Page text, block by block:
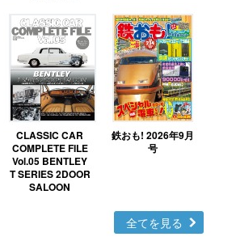
CLASSIC CAR
COMPLETE FILE
Vol.05 BENTLEY
T SERIES 2DOOR
SALOON
鉄おも! 2026年9月
号
全てを見る